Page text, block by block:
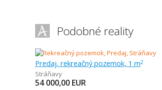
Podobné reality
Predaj, rekreačný pozemok, 1 m2
Stráňavy
54 000,00 EUR